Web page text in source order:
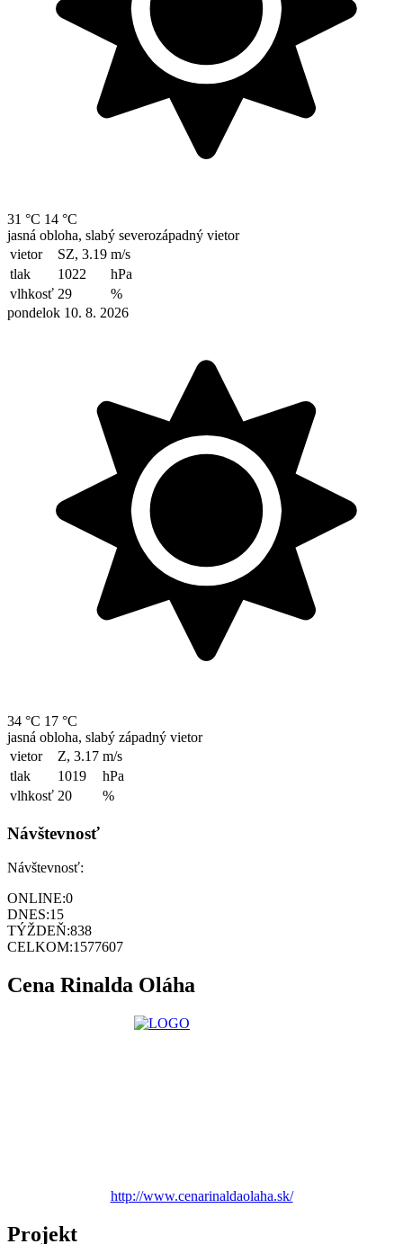
31 °C 14 °C
jasná obloha, slabý severozápadný vietor
vietor
SZ, 3.19 m/s
tlak
1022
hPa
vlhkosť 29
%
pondelok 10. 8. 2026
34 °C 17 °C
jasná obloha, slabý západný vietor
vietor
Z, 3.17 m/s
tlak
1019
hPa
vlhkosť 20 %
Návštevnosť
Návštevnosť:
ONLINE:0
DNES:15
TÝŽDEŇ:838
CELKOM:1577607
Cena Rinalda Oláha
http://www.cenarinaldaolaha.sk/
Projekt